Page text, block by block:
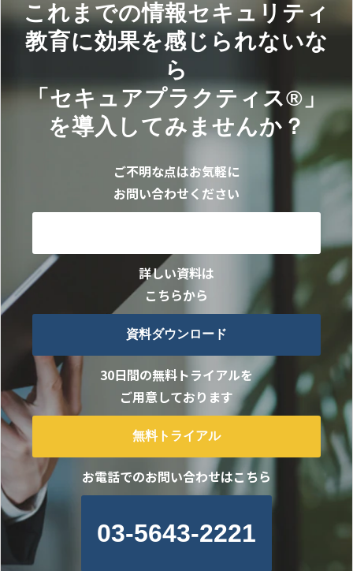
これまでの情報セキュリティ
教育に効果を感じられないな
ら
「セキュアプラクティス®」
を導入してみませんか？
ご不明な点はお気軽に
お問い合わせください
詳しい資料は
こちらから
資料ダウンロード
30日間の無料トライアルを
ご用意しております
無料トライアル
お電話でのお問い合わせはこちら
03-5643-2221